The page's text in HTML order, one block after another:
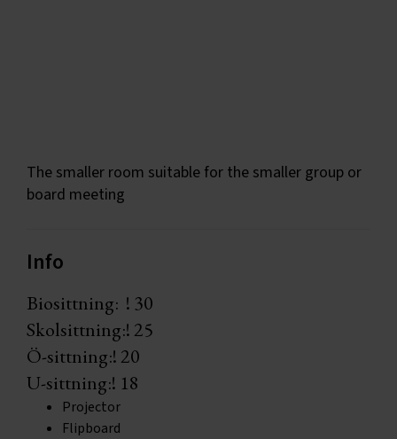
The smaller room suitable for the smaller group or
board meeting
Info
Projector
Flipboard
Biosittning: ! 30
Skolsittning:! 25
Ö-sittning:! 20
U-sittning:! 18